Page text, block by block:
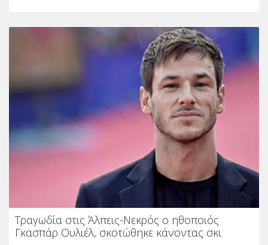
Τραγωδία στις Άλπεις-Νεκρός ο ηθοποιός
Γκασπάρ Ουλιέλ, σκοτώθηκε κάνοντας σκι